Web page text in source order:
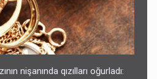
nişanında qızılları oğurladı: